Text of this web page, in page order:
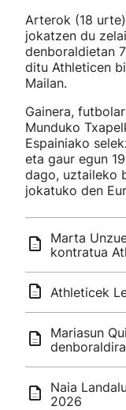
Arterok (18
jokatzen du
denboraldietan
ditu Athleticen
Mailan.
Gainera,
Munduko
Espainiako
eta gaur egun
dago, uztaileko
jokatuko den
Marta
kontratua
Athleticek
Mariasun
Naia
2026